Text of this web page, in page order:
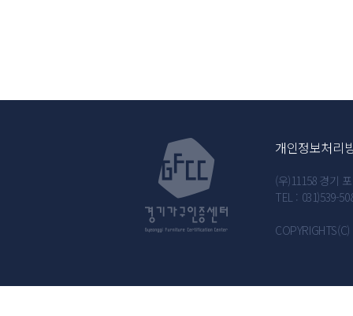
개인정보처리
(우)11158 경기
TEL : 031)539-